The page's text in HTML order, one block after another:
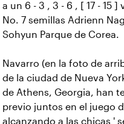
a un 6 - 3 , 3 - 6 , [ 17 - 15 ]
No. 7 semillas Adrienn
Sohyun Parque de Corea.
Navarro (en la foto de
de la ciudad de Nueva
de Athens, Georgia, han
previo juntos en el juego
alcanzando a las chicas '